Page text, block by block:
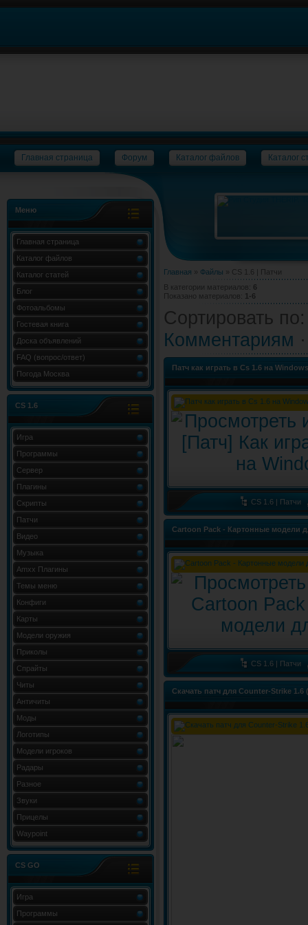
Главная страница Форум Каталог файлов Каталог
Меню
Главная страница
Каталог файлов
Каталог статей
Блог
Фотоальбомы
Гостевая книга
Доска объявлений
FAQ (вопрос/ответ)
Погода Москва
CS 1.6
Игра
Программы
Сервер
Плагины
Скрипты
Патчи
Видео
Музыка
Amxx Плагины
Темы меню
Конфиги
Карты
Модели оружия
Приколы
Спрайты
Читы
Античиты
Моды
Логотипы
Модели игроков
Радары
Разное
Звуки
Прицелы
Waypoint
CS GO
Игра
Программы
Главная » Файлы » CS 1.6 | Патчи
В категории материалов: 6
Показано материалов: 1-6
Сортировать по
Комментариям
Патч как играть в Cs 1.6 на
CS 1.6 | Патчи
Cartoon Pack - Картонные модели
CS 1.6 | Патчи
Скачать патч для Counter-Strike 1.6